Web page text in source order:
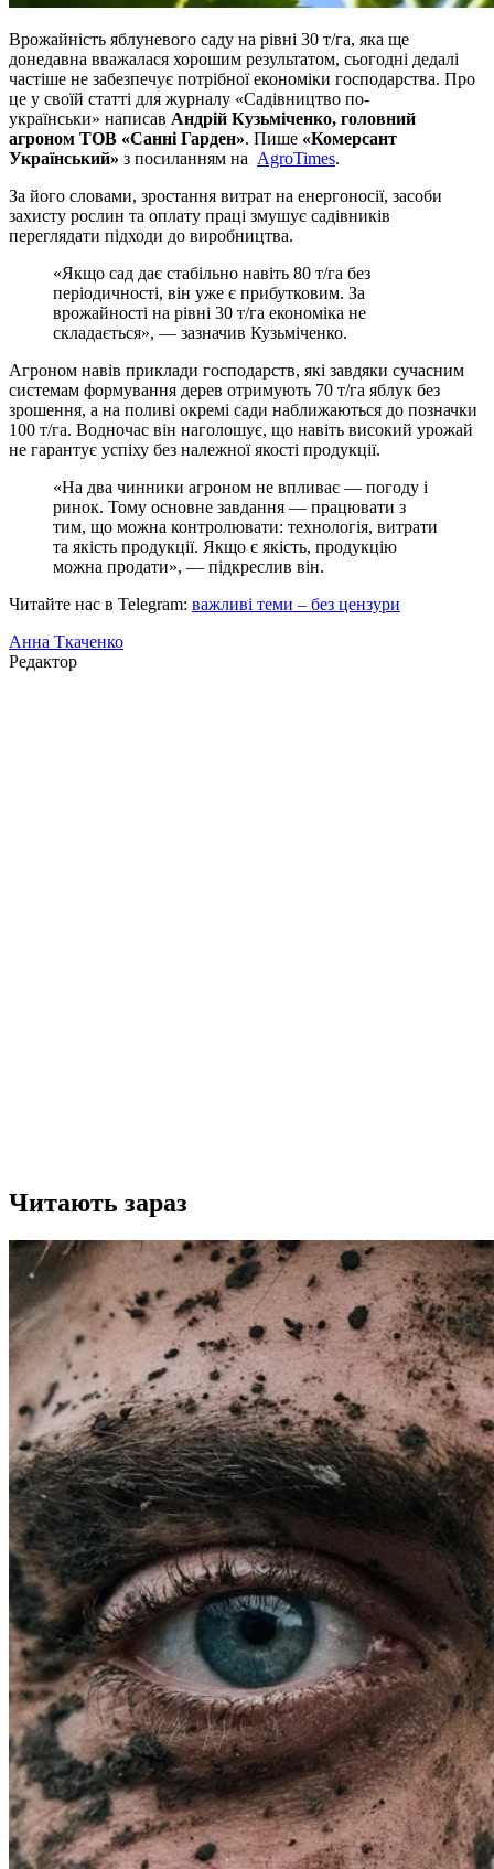
Врожайність яблуневого саду на рівні 30 т/га, яка ще
донедавна вважалася хорошим результатом, сьогодні дедалі
частіше не забезпечує потрібної економіки господарства. Про
це у своїй статті для журналу «Садівництво по-
українськи» написав Андрій Кузьміченко, головний
агроном ТОВ «Санні Гарден». Пише «Комерсант
Український» з посиланням на AgroTimes.
За його словами, зростання витрат на енергоносії, засоби
захисту рослин та оплату праці змушує садівників
переглядати підходи до виробництва.
«Якщо сад дає стабільно навіть 80 т/га без
періодичності, він уже є прибутковим. За
врожайності на рівні 30 т/га економіка не
складається», — зазначив Кузьміченко.
Агроном навів приклади господарств, які завдяки сучасним
системам формування дерев отримують 70 т/га яблук без
зрошення, а на поливі окремі сади наближаються до позначки
100 т/га. Водночас він наголошує, що навіть високий урожай
не гарантує успіху без належної якості продукції.
«На два чинники агроном не впливає — погоду і
ринок. Тому основне завдання — працювати з
тим, що можна контролювати: технологія, витрати
та якість продукції. Якщо є якість, продукцію
можна продати», — підкреслив він.
Читайте нас в Telegram: важливі теми – без цензури
Анна Ткаченко
Редактор
Читають зараз